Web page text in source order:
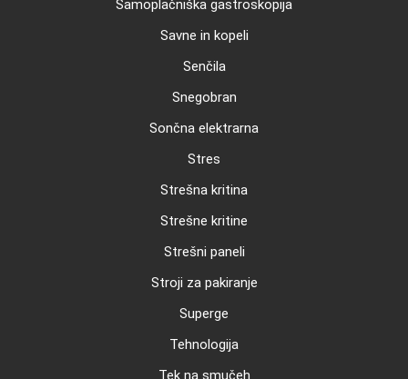
Samoplačniška gastroskopija
Savne in kopeli
Senčila
Snegobran
Sončna elektrarna
Stres
Strešna kritina
Strešne kritine
Strešni paneli
Stroji za pakiranje
Superge
Tehnologija
Tek na smučeh